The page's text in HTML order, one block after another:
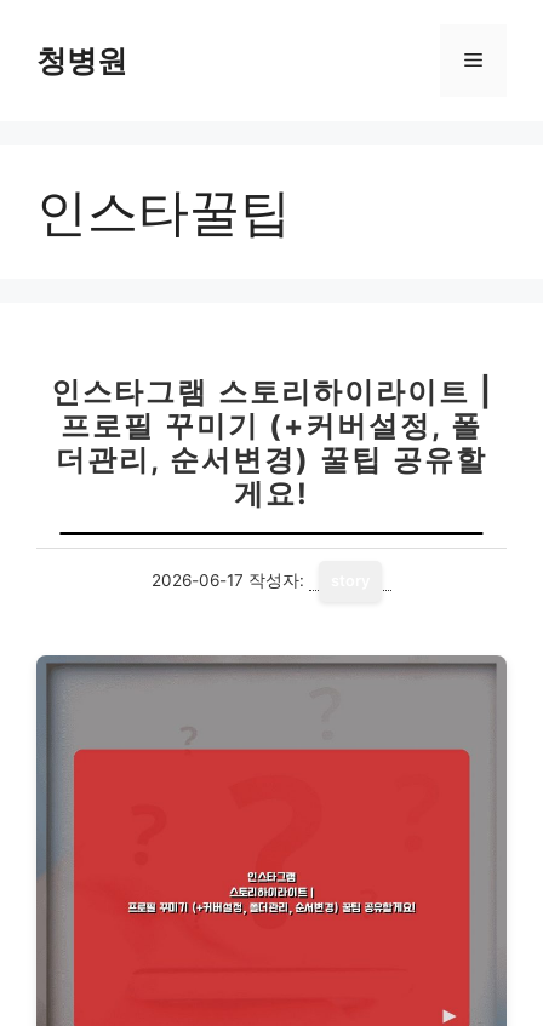
청병원 메
인스타꿀팁
인스타그램 스토리하이라이트 |
프로필 꾸미기 (+커버설정, 폴
더관리, 순서변경) 꿀팁 공유할
게요!
2026-06-17 작성자: